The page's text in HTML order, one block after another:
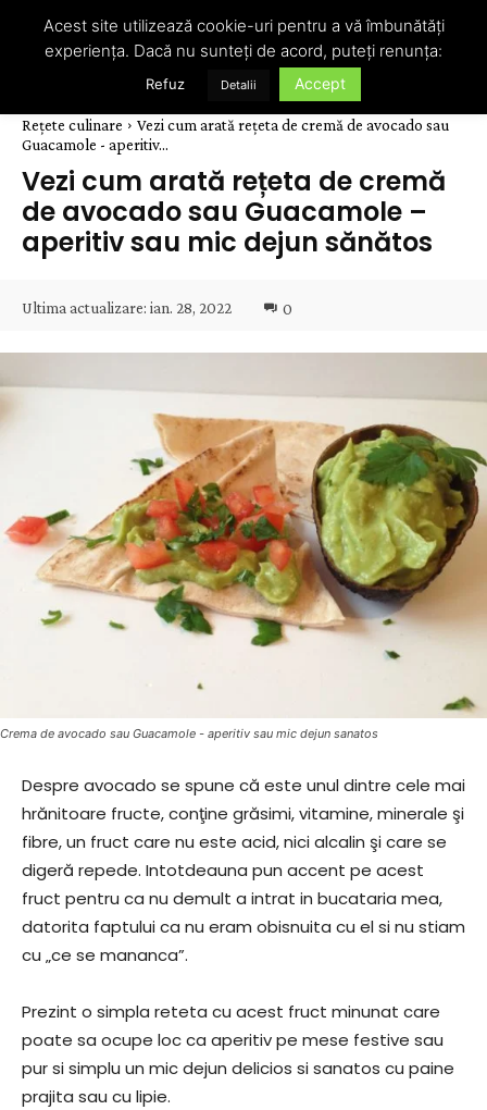
Rețete culinare
Vezi cum arată rețeta de cremă de avocado sau
Guacamole - aperitiv...
Vezi cum arată rețeta de cremă
de avocado sau Guacamole –
aperitiv sau mic dejun sănătos
Ultima actualizare: ian. 28, 2022 0
Crema de avocado sau Guacamole - aperitiv sau mic dejun sanatos
Despre avocado se spune că este unul dintre cele mai
hrănitoare fructe, conţine grăsimi, vitamine, minerale şi
fibre, un fruct care nu este acid, nici alcalin şi care se
digeră repede. Intotdeauna pun accent pe acest
fruct pentru ca nu demult a intrat in bucataria mea,
datorita faptului ca nu eram obisnuita cu el si nu stiam
cu „ce se mananca”.
Prezint o simpla reteta cu acest fruct minunat care
poate sa ocupe loc ca aperitiv pe mese festive sau
pur si simplu un mic dejun delicios si sanatos cu paine
prajita sau cu lipie.
Acest site utilizează cookie-uri pentru a vă îmbunătăți
experiența. Dacă nu sunteți de acord, puteți renunța:
Refuz Detalii Accept